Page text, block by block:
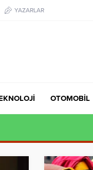
YAZARLAR
OTOMOBİL